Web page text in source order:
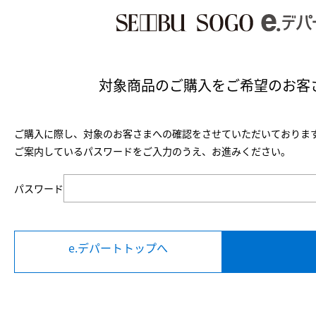
対象商品のご購入をご希望のお客
ご購入に際し、対象のお客さまへの確認をさせていただいております
ご案内しているパスワードをご入力のうえ、お進みください。
パスワード
e.デパートトップへ